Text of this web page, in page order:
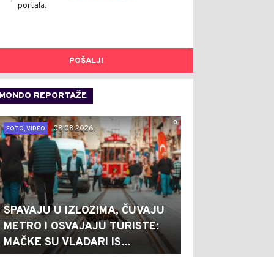
portala.
POŠALJI
MONDO REPORTAŽE
0
FOTO, VIDEO
08.08.2026.
SPAVAJU U IZLOZIMA, ČUVAJU
METRO I OSVAJAJU TURISTE:
MAČKE SU VLADARI IS...